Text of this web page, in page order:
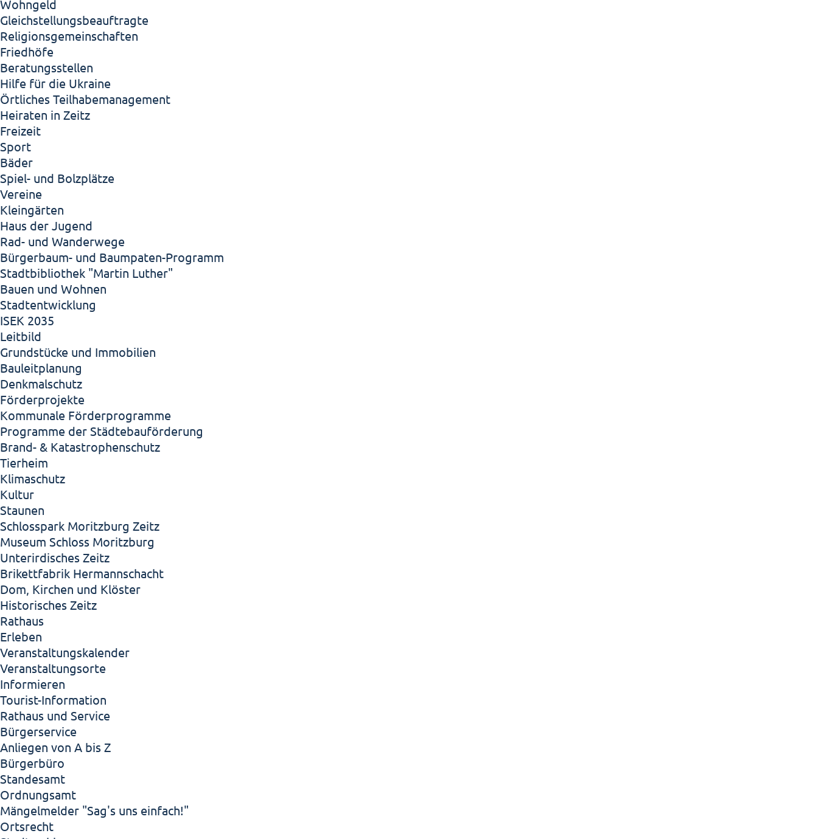
Wohngeld
Gleichstellungsbeauftragte
Religionsgemeinschaften
Friedhöfe
Beratungsstellen
Hilfe für die Ukraine
Örtliches Teilhabemanagement
Heiraten in Zeitz
Freizeit
Sport
Bäder
Spiel- und Bolzplätze
Vereine
Kleingärten
Haus der Jugend
Rad- und Wanderwege
Bürgerbaum- und Baumpaten-Programm
Stadtbibliothek "Martin Luther"
Bauen und Wohnen
Stadtentwicklung
ISEK 2035
Leitbild
Grundstücke und Immobilien
Bauleitplanung
Denkmalschutz
Förderprojekte
Kommunale Förderprogramme
Programme der Städtebauförderung
Brand- & Katastrophenschutz
Tierheim
Klimaschutz
Kultur
Staunen
Schlosspark Moritzburg Zeitz
Museum Schloss Moritzburg
Unterirdisches Zeitz
Brikettfabrik Hermannschacht
Dom, Kirchen und Klöster
Historisches Zeitz
Rathaus
Erleben
Veranstaltungskalender
Veranstaltungsorte
Informieren
Tourist-Information
Rathaus und Service
Bürgerservice
Anliegen von A bis Z
Bürgerbüro
Standesamt
Ordnungsamt
Mängelmelder "Sag's uns einfach!"
Ortsrecht